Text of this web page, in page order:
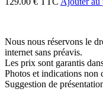
Nous nous réservons le
internet sans préavis.
Les prix sont garantis
Photos et indications non
Suggestion de